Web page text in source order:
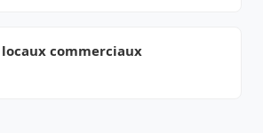
commerciaux